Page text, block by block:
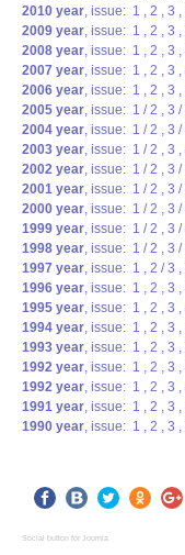
2010 year, issue: 1 , 2 , 3 ,
2009 year, issue: 1 , 2 , 3 ,
2008 year, issue: 1 , 2 , 3 ,
2007 year, issue: 1 , 2 , 3 ,
2006 year, issue: 1 , 2 , 3 ,
2005 year, issue: 1 / 2 , 3 /
2004 year, issue: 1 / 2 , 3 /
2003 year, issue: 1 / 2 , 3 ,
2002 year, issue: 1 / 2 , 3 /
2001 year, issue: 1 / 2 , 3 /
2000 year, issue: 1 / 2 , 3 /
1999 year, issue: 1 / 2 , 3 /
1998 year, issue: 1 / 2 , 3 /
1997 year, issue: 1 , 2 / 3 ,
1996 year, issue: 1 , 2 , 3 ,
1995 year, issue: 1 , 2 , 3 ,
1994 year, issue: 1 , 2 , 3 ,
1993 year, issue: 1 , 2 , 3 ,
1992 year, issue: 1 , 2 , 3 ,
1992 year, issue: 1 , 2 , 3 ,
1991 year, issue: 1 , 2 , 3 ,
1990 year, issue: 1 , 2 , 3 ,
Social button for Joomla